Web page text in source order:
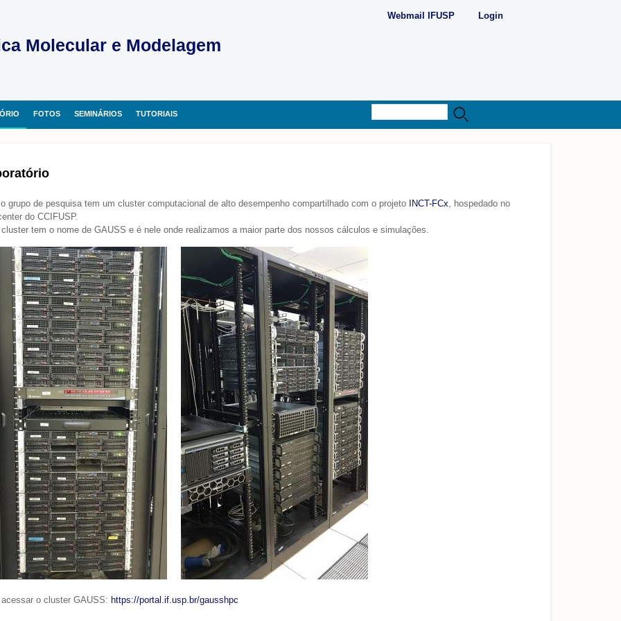
Webmail IFUSP Login
Molecular e Modelagem
FOTOS SEMINÁRIOS TUTORIAIS Formulário de busca
grupo de pesquisa tem um cluster computacional de alto desempenho compartilhado com o projeto INCT-FCx, hospedado no
do CCIFUSP.
tem o nome de GAUSS e é nele onde realizamos a maior parte dos nossos cálculos e simulações.
o cluster GAUSS: https://portal.if.usp.br/gausshpc